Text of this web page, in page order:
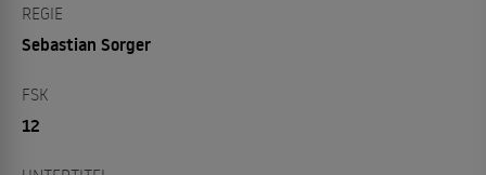
REGIE
Sebastian Sorger
FSK
12